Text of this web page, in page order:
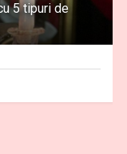
5 tipuri de